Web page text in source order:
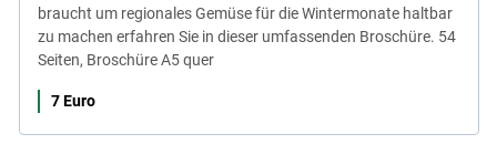
braucht um regionales Gemüse für die Wintermonate haltbar
zu machen erfahren Sie in dieser umfassenden Broschüre. 54
Seiten, Broschüre A5 quer
7 Euro